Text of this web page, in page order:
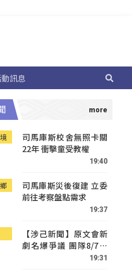
訊息
司馬庫斯校舍無照卡關
22年 衝擊童受教權
19:40
司馬庫斯災後復建 立委
前往考察盤點需求
19:37
【涉己新聞】原文會新
劇名爆爭議 團隊8/7赴
19:31